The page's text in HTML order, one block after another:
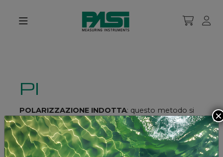
PI
POLARIZZAZIONE INDOTTA: questo metodo si
basa sull’energizzazione del terreno con una
corrente alternataattraverso gli elettrodi di
corrente AB per un certo tempo T, per
poimisurare il potenziale di equilibrio tra gli
×